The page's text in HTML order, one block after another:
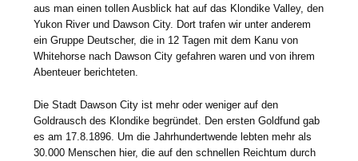
aus man einen tollen Ausblick hat auf das Klondike Valley, den
Yukon River und Dawson City. Dort trafen wir unter anderem
ein Gruppe Deutscher, die in 12 Tagen mit dem Kanu von
Whitehorse nach Dawson City gefahren waren und von ihrem
Abenteuer berichteten.
Die Stadt Dawson City ist mehr oder weniger auf den
Goldrausch des Klondike begründet. Den ersten Goldfund gab
es am 17.8.1896. Um die Jahrhundertwende lebten mehr als
30.000 Menschen hier, die auf den schnellen Reichtum durch